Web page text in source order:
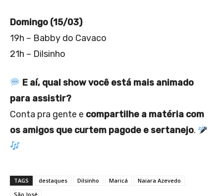
Domingo (15/03)
19h – Babby do Cavaco
21h – Dilsinho
E aí, qual show você está mais animado
para assistir?
Conta pra gente e compartilhe a matéria com
os amigos que curtem pagode e sertanejo.
TAGS destaques Dilsinho Maricá
Naiara Azevedo
São José